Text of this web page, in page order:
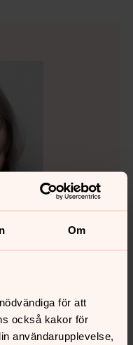
Om
för att
också kakor för
användarupplevelse,